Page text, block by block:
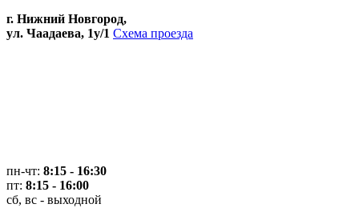
г. Нижний Новгород,
ул. Чаадаева, 1у/1 Схема проезда
пн-чт: 8:15 - 16:30
пт: 8:15 - 16:00
сб, вс - выходной